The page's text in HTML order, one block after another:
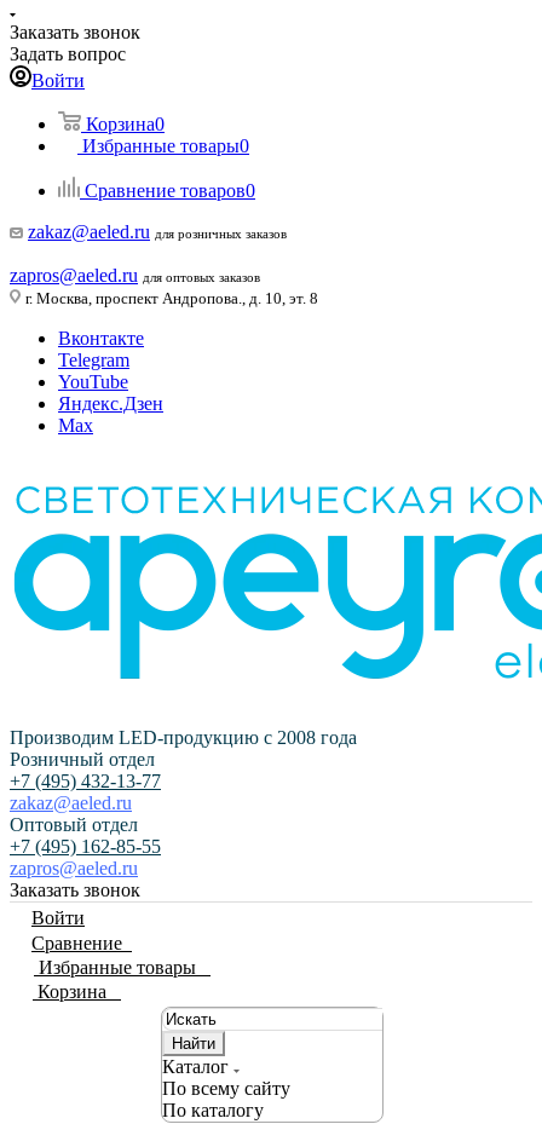
Заказать звонок
Задать вопрос
Войти
Корзина0
Избранные товары0
Сравнение товаров0
zakaz@aeled.ru для розничных заказов
zapros@aeled.ru для оптовых заказов
г. Москва, проспект Андропова., д. 10, эт. 8
Вконтакте
Telegram
YouTube
Яндекс.Дзен
Max
Производим LED-продукцию с 2008 года
Розничный отдел
+7 (495) 432-13-77
zakaz@aeled.ru
Оптовый отдел
+7 (495) 162-85-55
zapros@aeled.ru
Заказать звонок
Войти
Сравнение
Избранные товары
Корзина
Найти
Каталог
По всему сайту
По каталогу